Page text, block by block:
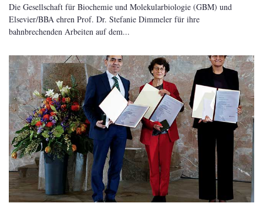
Die Gesellschaft für Biochemie und Molekularbiologie (GBM) und
Elsevier/BBA ehren Prof. Dr. Stefanie Dimmeler für ihre
bahnbrechenden Arbeiten auf dem